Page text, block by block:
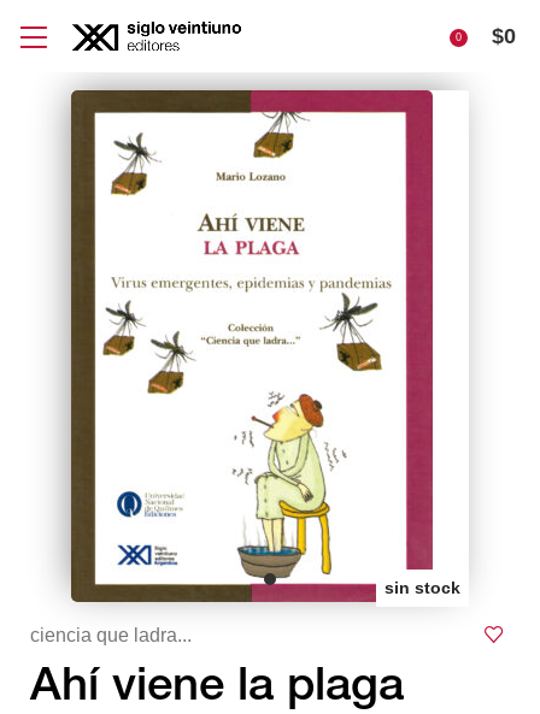
0 $0
sin stock
ciencia que ladra...
Ahí viene la plaga